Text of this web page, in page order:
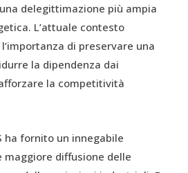
delegittimazione più ampia
L’attuale contesto
di preservare una
la dipendenza dai
la competitività
ha fornito un innegabile
diffusione delle